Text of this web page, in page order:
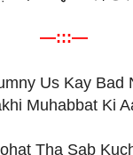
—:::—
Us Kay Bad
Muhabbat Ki
Tha Sab